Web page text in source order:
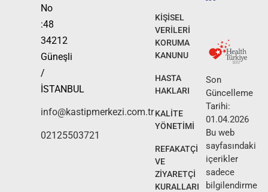
No
:48
34212
Güneşli
/
İSTANBUL
info@kastipmerkezi.com.tr
02125503721
KİŞİSEL
VERİLERİ
KORUMA
KANUNU
HASTA
HAKLARI
KALİTE
YÖNETİMİ
REFAKATÇİ
VE
ZİYARETÇİ
KURALLARI
Son
Güncelleme
Tarihi:
01.04.2026
Bu web
sayfasındaki
içerikler
sadece
bilgilendirme